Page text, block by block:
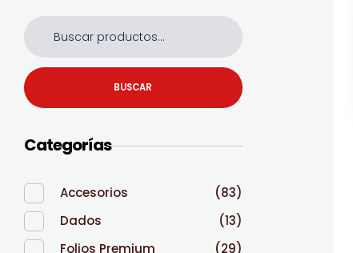
BUSCAR
Categorías
Accesorios
(83)
Dados
(13)
Folios Premium
(29)